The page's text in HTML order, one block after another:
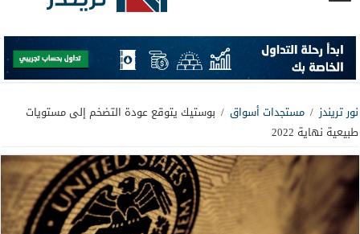
نور تريندز / مستجدات أسواق / بوستيك يتوقع عودة التضخم إلى مستويات
طبيعية نهاية 2022